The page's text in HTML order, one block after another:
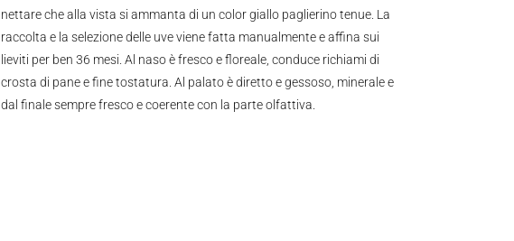
nettare che alla vista si ammanta di un color giallo paglierino tenue. La
raccolta e la selezione delle uve viene fatta manualmente e affina sui
lieviti per ben 36 mesi. Al naso è fresco e floreale, conduce richiami di
crosta di pane e fine tostatura. Al palato è diretto e gessoso, minerale e
dal finale sempre fresco e coerente con la parte olfattiva.